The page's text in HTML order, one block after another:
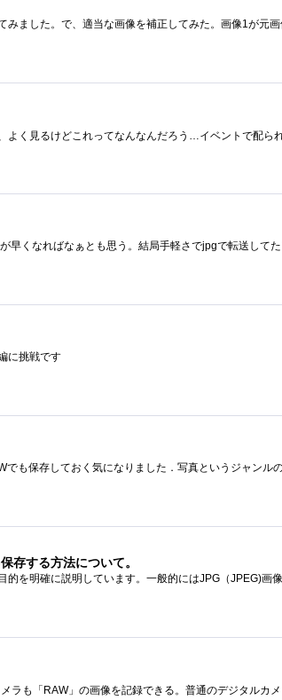
くなればなぁとも思う。結局手軽さでjpgで転送してた
に挑戦です
存する方法について。